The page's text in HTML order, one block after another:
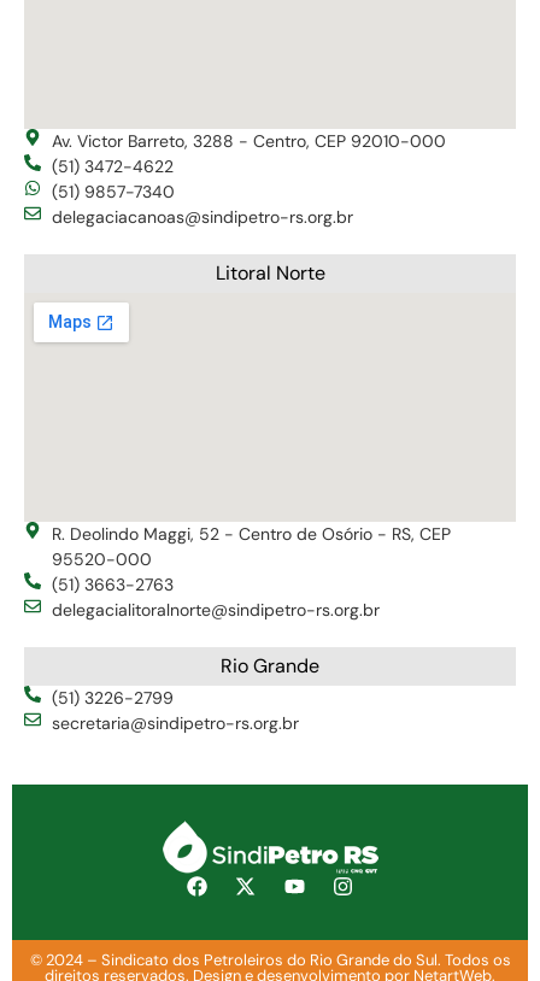
Av. Victor Barreto, 3288 - Centro, CEP 92010-000
(51) 3472-4622
(51) 9857-7340
delegaciacanoas@sindipetro-rs.org.br
Litoral Norte
R. Deolindo Maggi, 52 - Centro de Osório - RS, CEP
95520-000
(51) 3663-2763
delegacialitoralnorte@sindipetro-rs.org.br
Rio Grande
(51) 3226-2799
secretaria@sindipetro-rs.org.br
© 2024 – Sindicato dos Petroleiros do Rio Grande do Sul. Todos os
direitos reservados. Design e desenvolvimento por NetartWeb.